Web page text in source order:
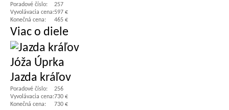
Poradové číslo:
257
Vyvolávacia cena:597 €
Konečná cena:
465 €
Viac o diele
Jóža Úprka
Jazda kráľov
Poradové číslo:
256
Vyvolávacia cena:730 €
Konečná cena:
730 €